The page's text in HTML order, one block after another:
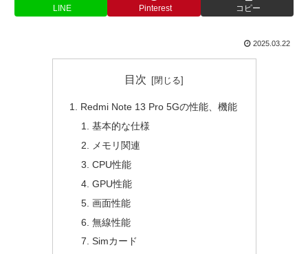
LINE Pinterest コピー
2025.03.22
目次
Redmi Note 13 Pro 5Gの性能、機能
基本的な仕様
メモリ関連
CPU性能
GPU性能
画面性能
無線性能
Simカード